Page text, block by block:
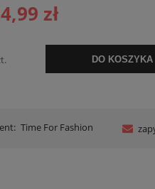
zł
DO KOSZYKA
Time For Fashion